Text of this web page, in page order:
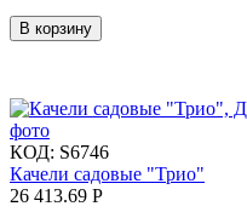
В корзину
КОД: S6746
Качели садовые "Трио"
26 413.69 Р